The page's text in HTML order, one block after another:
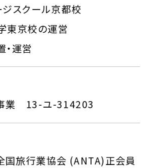
ジスクール京都校
東京校の運営
運営
業 13-ユ-314203
国旅行業協会 (ANTA)正会員